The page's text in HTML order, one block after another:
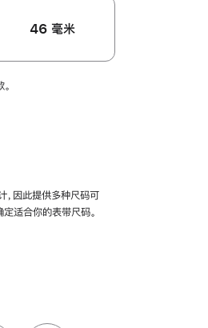
46 毫米
，因此提供多种尺码可
适合你的表带尺码。